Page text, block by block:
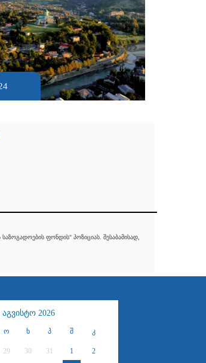
ფონდის" პოზიციას. შესაბამისად,
აგვისტო 2026
ო ხ პ შ კ
29 30 31 1 2